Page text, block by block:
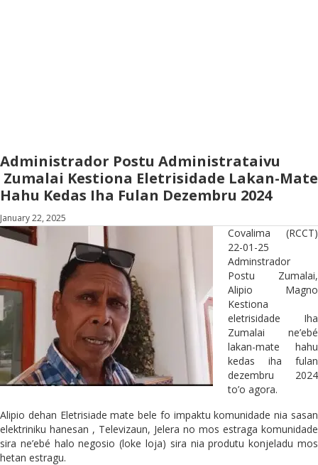
Administrador Postu Administrataivu
Zumalai Kestiona Eletrisidade Lakan-Mate
Hahu Kedas Iha Fulan Dezembru 2024
January 22, 2025
Covalima (RCCT)
22-01-25
Adminstrador
Postu Zumalai,
Alipio Magno
Kestiona
eletrisidade Iha
Zumalai ne’ebé
lakan-mate hahu
kedas iha fulan
dezembru 2024
to’o agora.
Alipio dehan Eletrisiade mate bele fo impaktu komunidade nia sasan
elektriniku hanesan , Televizaun, Jelera no mos estraga komunidade
sira ne’ebé halo negosio (loke loja) sira nia produtu konjeladu mos
hetan estragu.